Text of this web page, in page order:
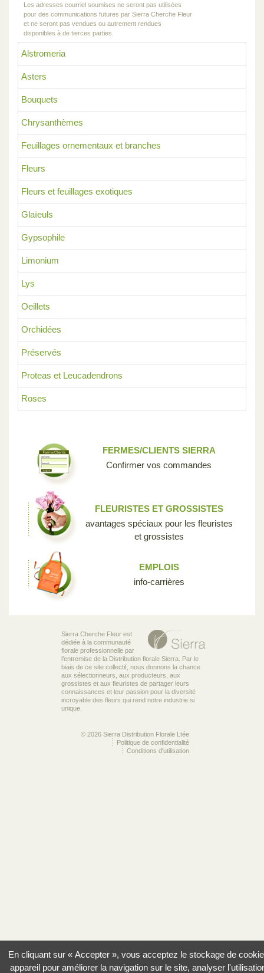
Alstromeria
Asters
Bouquets
Chrysanthèmes
Feuillages ornementaux et branches
Fleurs
Fleurs et feuillages exotiques
Glaïeuls
Gypsophile
Limonium
Lys
Oeillets
Orchidées
Préservés
Proteas et Leucadendrons
Roses
Les adresses courriel soumises ne seront pas utilisées
pour des communications futures par Sierra Cherche Fleur
et ne seront pas vendues ou autrement rendues
disponibles à de tierces parties.
FERMES/CLIENTS SIERRA
Confirmer vos commandes
FLEURISTES ET GROSSISTES
avantages spéciaux pour les fleuristes
et grossistes
EMPLOIS
info-carrières
Sierra Cherche Fleur est
dédiée à la communauté
florale professionnelle par
l’entremise de la Distribution florale Sierra. Par le
biais de ce site collectif, nous donnons la chance
aux sélectionneurs, aux producteurs, aux
grossistes et aux fleuristes de partager leurs
connaissances et leur passion pour la diversité
incroyable des fleurs qui rend notre industrie si
unique.
© 2026 Sierra Distribution Florale Ltée
Politique de confidentialité
Conditions d'utilisation
En cliquant sur « Accepter », vous acceptez le stockage de
appareil pour améliorer la navigation sur le site, analyser